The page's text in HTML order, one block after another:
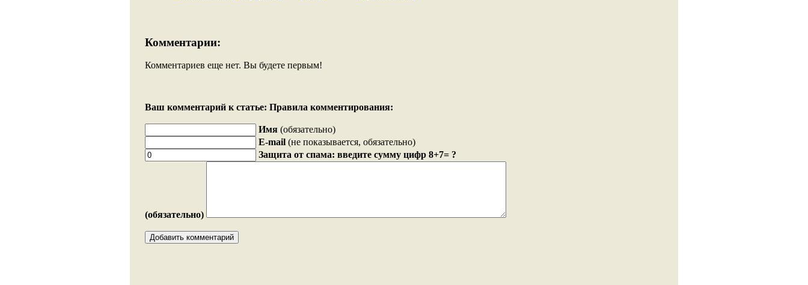
Комментарии:
Комментариев еще нет. Вы будете первым!
Ваш комментарий к статье: Правила комментирования:
Имя (обязательно)
E-mail (не показывается, обязательно)
Защита от спама: введите сумму цифр 8+7= ?
(обязательно)